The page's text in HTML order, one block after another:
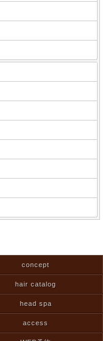
concept
hair catalog
head spa
access